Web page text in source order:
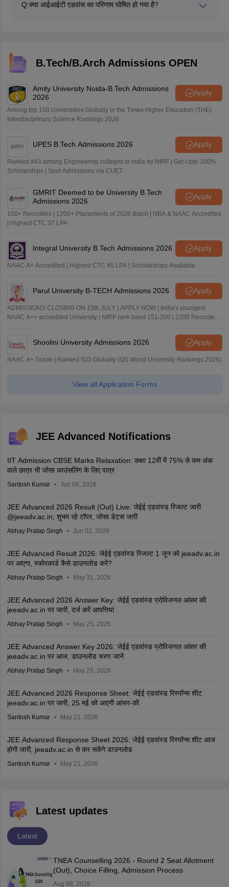
Q:क्या आईआईटी एडवांस का परिणाम घोषित हो गया है?
की रैंक शामिल होगी।
B.Tech/B.Arch Admissions OPEN
Amity University Noida-B.Tech Admissions
2026
Apply
Among top 100 Universities Globally in the Times Higher Education (THE)
Interdisciplinary Science Rankings 2026
UPES B.Tech Admissions 2026 Apply
Ranked #43 among Engineering colleges in India by NIRF | Get Upto 100%
Scholarships | Spot Admissions via CUET
GMRIT Deemed to be University B.Tech
Admissions 2026
Apply
100+ Recruiters | 1200+ Placements of 2026 Batch | NBA & NAAC Accredited
| Highest CTC 37 LPA
Integral University B.Tech Admissions 2026 Apply
NAAC A+ Accredited | Highest CTC 45 LPA | Scholarships Available
Parul University B-TECH Admissions 2026 Apply
ADMISSIONS CLOSING ON 15th JULY | APPLY NOW | India's youngest
NAAC A++ accredited University | NIRF rank band 151-200 | 2200 Recruiters
Shoolini University Admissions 2026 Apply
NAAC A+ Grade | Ranked 503 Globally (QS World University Rankings 2026)
View all Application Forms
JEE Advanced Notifications
IIT Admission CBSE Marks Relaxation: कक्षा 12वीं में 75% से कम अंक
वाले छात्र भी जोसा काउंसलिंग के लिए पात्र
Santosh Kumar Jun 06, 2026
JEE Advanced 2026 Result (Out) Live: जेईई एडवांस्ड रिजल्ट जारी
@jeeadv.ac.in; शुभम रहे टॉपर, जोसा डेट्स जारी
Abhay Pratap Singh Jun 02, 2026
JEE Advanced Result 2026: जेईई एडवांस्ड रिजल्ट 1 जून को jeeadv.ac.in
पर आएगा, स्कोरकार्ड कैसे डाउनलोड करें?
Abhay Pratap Singh May 31, 2026
JEE Advanced 2026 Answer Key: जेईई एडवांस्ड प्रोविजनल आंसर की
jeeadv.ac.in पर जारी, दर्ज करें आपत्तियां
Abhay Pratap Singh May 25, 2026
JEE Advanced Answer Key 2026: जेईई एडवांस्ड प्रोविजनल आंसर की
jeeadv.ac.in पर आज, डाउनलोड चरण जानें
Abhay Pratap Singh May 25, 2026
JEE Advanced 2026 Response Sheet: जेईई एडवांस्ड रिस्पॉन्स शीट
jeeadv.ac.in पर जारी, 25 मई को आएगी आंसर-की
Santosh Kumar May 21, 2026
JEE Advanced Response Sheet 2026: जेईई एडवांस्ड रिस्पॉन्स शीट आज
होगी जारी, jeeadv.ac.in से कर सकेंगे डाउनलोड
Santosh Kumar May 21, 2026
Latest updates
Latest
TNEA Counselling 2026 - Round 2 Seat Allotment
(Out), Choice Filling, Admission Process
Aug 08, 2026